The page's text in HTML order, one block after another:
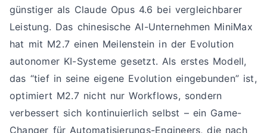
günstiger als Claude Opus 4.6 bei vergleichbarer
Leistung. Das chinesische AI-Unternehmen MiniMax
hat mit M2.7 einen Meilenstein in der Evolution
autonomer KI-Systeme gesetzt. Als erstes Modell,
das “tief in seine eigene Evolution eingebunden” ist,
optimiert M2.7 nicht nur Workflows, sondern
verbessert sich kontinuierlich selbst – ein Game-
Changer für Automatisierungs-Engineers, die nach